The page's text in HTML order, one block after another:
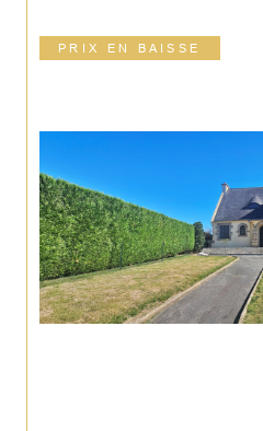
PRIX EN BAISSE